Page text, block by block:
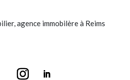
agence immobilère à Reims